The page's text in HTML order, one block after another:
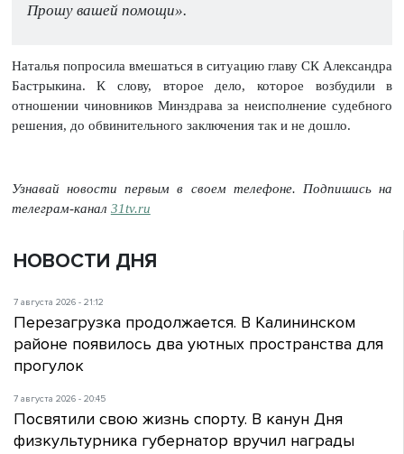
Прошу вашей помощи».
Наталья попросила вмешаться в ситуацию главу СК Александра
Бастрыкина. К слову, второе дело, которое возбудили в
отношении чиновников Минздрава за неисполнение судебного
решения, до обвинительного заключения так и не дошло.
Узнавай новости первым в своем телефоне. Подпишись на
телеграм-канал 31tv.ru
НОВОСТИ ДНЯ
7 августа 2026 - 21:12
Перезагрузка продолжается. В Калининском
районе появилось два уютных пространства для
прогулок
7 августа 2026 - 20:45
Посвятили свою жизнь спорту. В канун Дня
физкультурника губернатор вручил награды